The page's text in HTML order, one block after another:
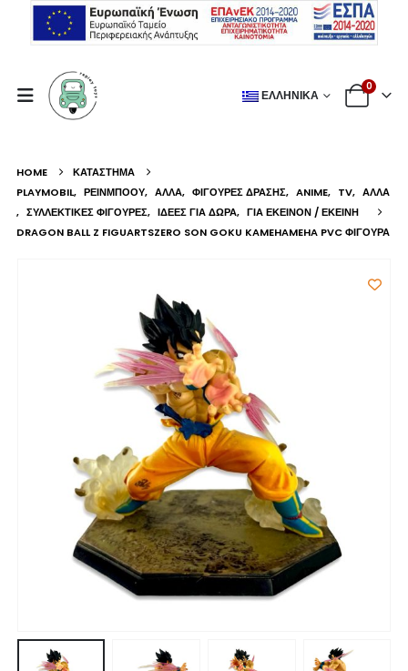
ΕΛΛΗΝΙΚΆ
0
HOME
ΚΑΤΆΣΤΗΜΑ
PLAYMOBIL, ΡΕΙΝΜΠΟΟΥ, ΆΛΛΑ, ΦΙΓΟΎΡΕΣ ΔΡΆΣΗΣ, ANIME, TV, ΆΛΛΑ
, ΣΥΛΛΕΚΤΙΚΈΣ ΦΙΓΟΎΡΕΣ, ΙΔΈΕΣ ΓΙΑ ΔΏΡΑ, ΓΙΑ ΕΚΕΊΝΟΝ / ΕΚΕΊΝΗ
DRAGON BALL Z FIGUARTSZERO SON GOKU KAMEHAMEHA PVC ΦΙΓΟΎΡΑ